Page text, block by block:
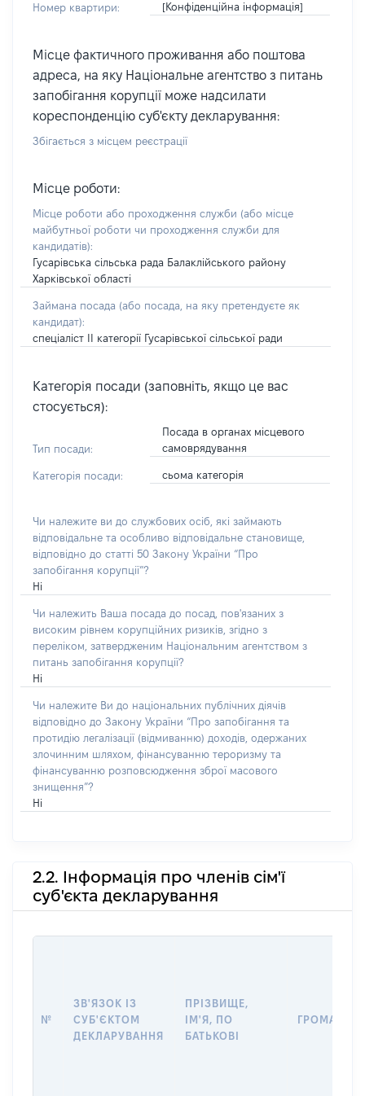
Номер квартири: [Конфіденційна інформація]
Місце фактичного проживання або поштова
адреса, на яку Національне агентство з питань
запобігання корупції може надсилати
кореспонденцію суб'єкту декларування:
Збігається з місцем реєстрації
Місце роботи:
Місце роботи або проходження служби (або місце
майбутньої роботи чи проходження служби для
кандидатів):
Гусарівська сільська рада Балаклійського району
Харківської області
Займана посада (або посада, на яку претендуєте як
кандидат):
спеціаліст ІІ категорії Гусарівської сільської ради
Категорія посади (заповніть, якщо це вас
стосується):
Тип посади:
Посада в органах місцевого
самоврядування
Категорія посади: сьома категорія
Чи належите ви до службових осіб, які займають
відповідальне та особливо відповідальне становище,
відповідно до статті 50 Закону України “Про
запобігання корупції”?
Ні
Чи належить Ваша посада до посад, пов'язаних з
високим рівнем корупційних ризиків, згідно з
переліком, затвердженим Національним агентством з
питань запобігання корупції?
Ні
Чи належите Ви до національних публічних діячів
відповідно до Закону України “Про запобігання та
протидію легалізації (відмиванню) доходів, одержаних
злочинним шляхом, фінансуванню тероризму та
фінансуванню розповсюдження зброї масового
знищення”?
Ні
2.2. Інформація про членів сім'ї
суб'єкта декларування
№
ЗВ'ЯЗОК ІЗ
СУБ'ЄКТОМ
ДЕКЛАРУВАННЯ
ПРІЗВИЩЕ,
ІМ'Я, ПО
БАТЬКОВІ